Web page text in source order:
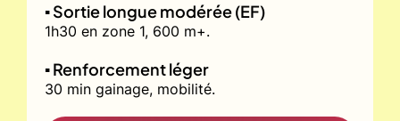
▪️ Sortie longue modérée (EF)
1h30 en zone 1, 600 m+.
▪️ Renforcement léger
30 min gainage, mobilité.